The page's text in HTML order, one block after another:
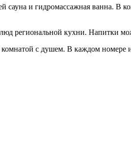
сауна и гидромассажная ванна. В
региональной кухни. Напитки
с душем. В каждом